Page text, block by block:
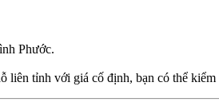
Phước.
liên tỉnh với giá cố định, bạn có thể